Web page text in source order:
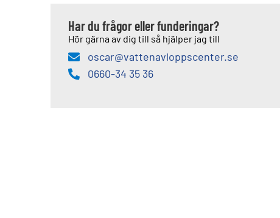
Har du frågor eller funderingar?
Hör gärna av dig till så hjälper jag till
oscar@vattenavloppscenter.se
0660-34 35 36